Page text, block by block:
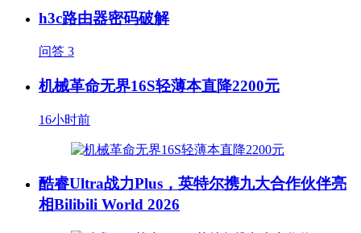
h3c路由器密码破解
问答 3
机械革命无界16S轻薄本直降2200元
16小时前
酷睿Ultra战力Plus，英特尔携九大合作伙伴亮
相Bilibili World 2026